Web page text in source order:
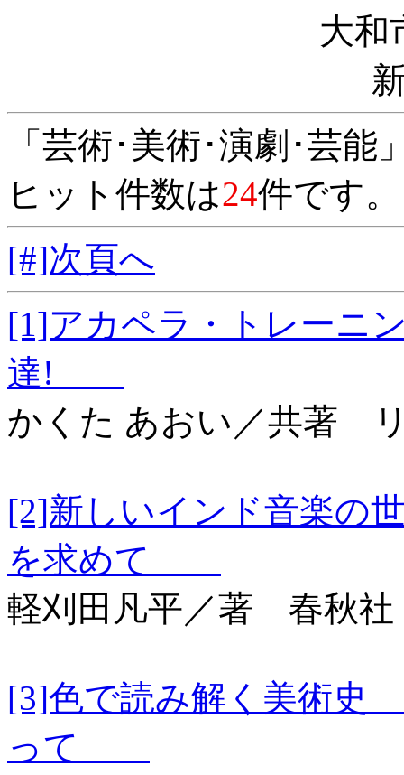
大和
「芸術･美術･演劇･芸能
ヒット件数は24件です
[#]次頁へ
[1]アカペラ・トレー
達!
かくた あおい／共著
[2]新しいインド音楽
を求めて
軽刈田凡平／著 春秋社
[3]色で読み解く美術
って